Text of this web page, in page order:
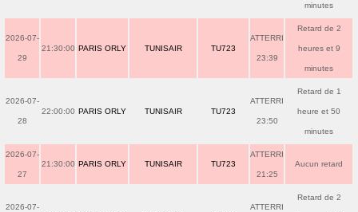
minutes
2026-07-
29
21:30:00 PARIS ORLY TUNISAIR TU723
ATTERRI
23:39
Retard de 2
heures et 9
minutes
2026-07-
28
22:00:00 PARIS ORLY TUNISAIR TU723
ATTERRI
23:50
Retard de 1
heure et 50
minutes
2026-07-
27
21:30:00 PARIS ORLY TUNISAIR TU723
ATTERRI
21:25
Aucun retard
2026-07- ATTERRI
Retard de 2